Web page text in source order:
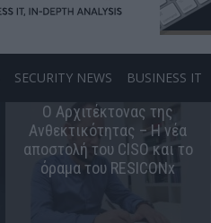
SECURITY NEWS BUSINESS IT
Ο Αρχιτέκτονας της
Ανθεκτικότητας – Η νέα
αποστολή του CISO και το
όραμα του RESICONx